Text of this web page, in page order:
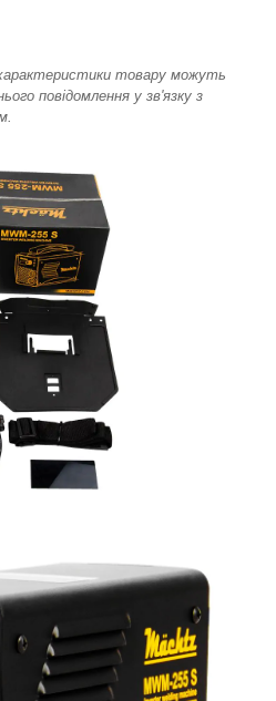
характеристики товару можуть
повідомлення у зв'язку з